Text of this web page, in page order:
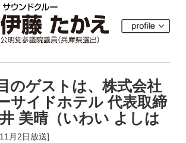
のゲストは、株式会社
サイドホテル 代表取締
美晴（いわい よしは
月2日放送]